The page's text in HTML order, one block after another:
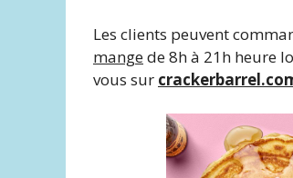
Les clients peuvent
mangede 8h à 21h heure
vous sur